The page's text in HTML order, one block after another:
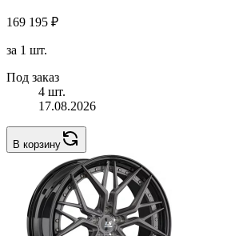
169 195 ₽
за 1 шт.
Под заказ
4 шт.
17.08.2026
В корзину